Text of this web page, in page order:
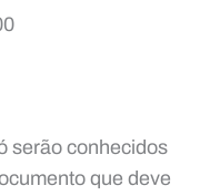
serão conhecidos
que deve